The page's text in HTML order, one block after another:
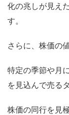
化の兆しが見え
す。
さらに、株価の
特定の季節や月
を見込んで売る
株価の同行を見